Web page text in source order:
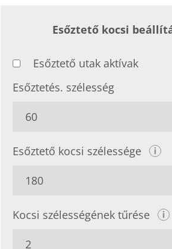
Esőztető kocsi
Esőztető utak aktívak
Esőztetés. szélesség
Esőztető kocsi szélessége
Kocsi szélességének tűrése